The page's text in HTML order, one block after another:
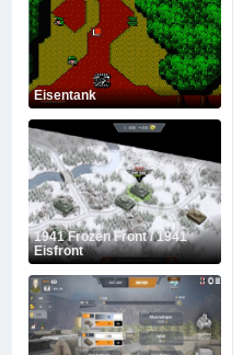
Eisentank
1941 Frozen Front / 1941
Eisfront